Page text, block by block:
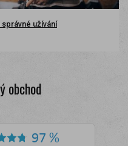
správné užívání
obchod